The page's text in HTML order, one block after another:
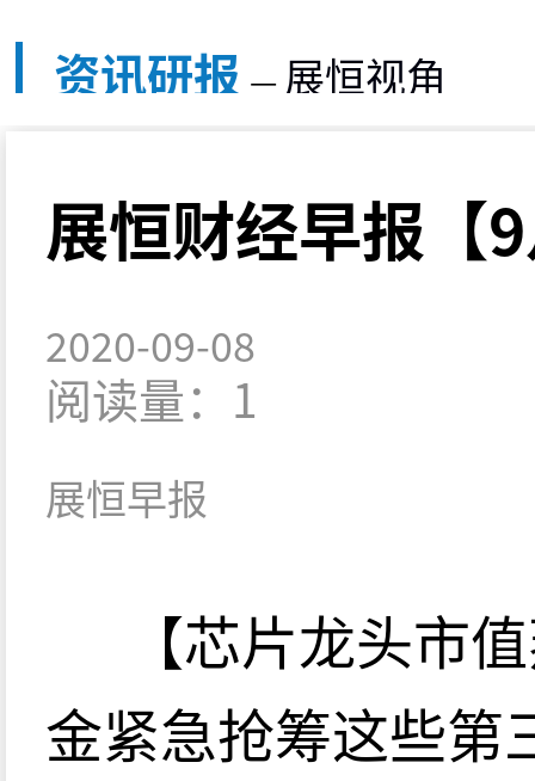
资讯研报 — 展恒视角
展恒财经早报【
2020-09-08
阅读量：1
展恒早报
【芯片龙头市
金紧急抢筹这些第